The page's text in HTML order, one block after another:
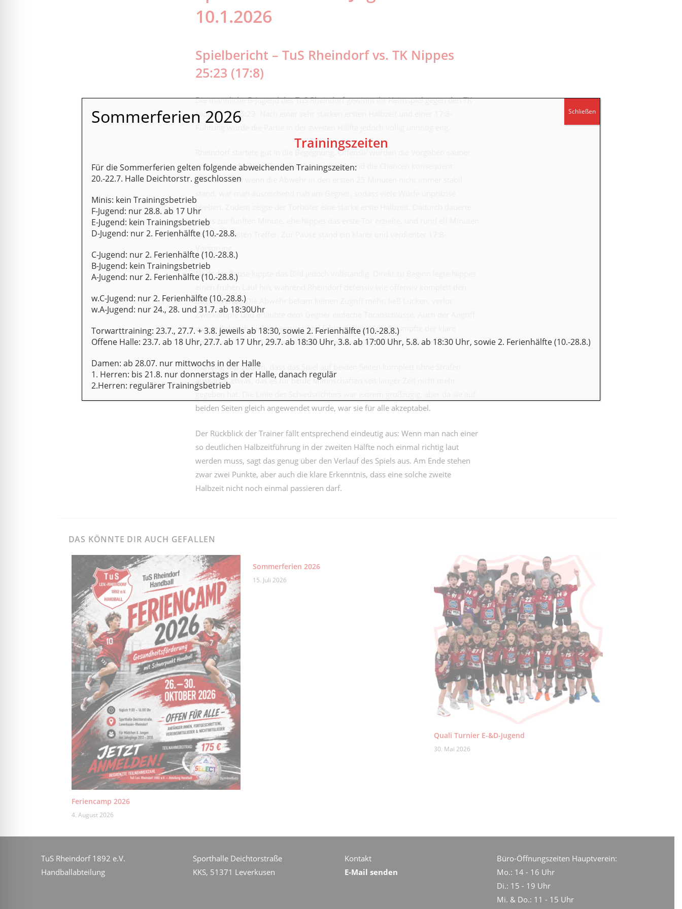
10.1.2026
Spielbericht – TuS Rheindorf vs. TK Nippes
25:23 (17:8)
Die männliche B-Jugend des TuS Rheindorf gewinnt ihr Heimspiel gegen den TK
Nippes mit 25:23. Nach einer sehr starken ersten Halbzeit und einer 17:8-
Rheindorf startete gut in die Begegnung. Offensiv wurden die Vorgaben sauber
umgesetzt, die Angriffe geduldig ausgespielt und die Chancen konsequent
genutzt. Auch wenn die Abwehr in den ersten 25 Minuten nicht immer stabil
blieben. Zudem zeigte der Torhüter eine starke erste Halbzeit. Dadurch dauerte
es bis zur fünften Minute, ehe Nippes das erste Tor erzielte, und rund elf Minuten
bis zum zweiten Treffer. Zur Pause stand ein klarer und verdienter 17:8-
Nach der Pause kippte das Bild jedoch vollständig. Direkt zu Beginn legte Nippes
Zugriff verlor. Die Abwehr bekam keinen Zugriff mehr, ließ Lücken, verlor
Zweikämpfe und erlaubte dem Gegner einfache Torabschlüsse. Auch der Angriff
wurde hektisch, unkonzentriert und fehleranfällig. So schrumpfte der klare
Vorsprung Tor für Tor, und die zweite Halbzeit ging deutlich verloren.
Auffällig war zudem, dass das Spiel auf beiden Seiten komplett ohne Strafen
auskam – etwas, das es für beide Mannschaften seit langer Zeit nicht mehr
beiden Seiten gleich angewendet wurde, war sie für alle akzeptabel.
Der Rückblick der Trainer fällt entsprechend eindeutig aus: Wenn man nach einer
so deutlichen Halbzeitführung in der zweiten Hälfte noch einmal richtig laut
werden muss, sagt das genug über den Verlauf des Spiels aus. Am Ende stehen
zwar zwei Punkte, aber auch die klare Erkenntnis, dass eine solche zweite
Halbzeit nicht noch einmal passieren darf.
DAS KÖNNTE DIR AUCH GEFALLEN
Feriencamp 2026
4. August 2026
Sommerferien 2026
15. Juli 2026
Quali Turnier E-&D-Jugend
30. Mai 2026
TuS Rheindorf 1892 e.V.
Handballabteilung
Sporthalle Deichtorstraße
KKS, 51371 Leverkusen
Kontakt
E-Mail senden
Büro-Öffnungszeiten Hauptverein:
Mo.: 14 - 16 Uhr
Di.: 15 - 19 Uhr
Mi. & Do.: 11 - 15 Uhr
Sommerferien 2026
Trainingszeiten
Für die Sommerferien gelten folgende abweichenden Trainingszeiten:
20.-22.7. Halle Deichtorstr. geschlossen
Minis: kein Trainingsbetrieb
F-Jugend: nur 28.8. ab 17 Uhr
E-Jugend: kein Trainingsbetrieb
D-Jugend: nur 2. Ferienhälfte (10.-28.8.
C-Jugend: nur 2. Ferienhälfte (10.-28.8.)
B-Jugend: kein Trainingsbetrieb
A-Jugend: nur 2. Ferienhälfte (10.-28.8.)
w.C-Jugend: nur 2. Ferienhälfte (10.-28.8.)
w.A-Jugend: nur 24., 28. und 31.7. ab 18:30Uhr
Torwarttraining: 23.7., 27.7. + 3.8. jeweils ab 18:30, sowie 2. Ferienhälfte (10.-28.8.)
Offene Halle: 23.7. ab 18 Uhr, 27.7. ab 17 Uhr, 29.7. ab 18:30 Uhr, 3.8. ab 17:00 Uhr, 5.8. ab 18:30 Uhr, sowie 2. Ferienhälfte (10.-28.8.)
Damen: ab 28.07. nur mittwochs in der Halle
1. Herren: bis 21.8. nur donnerstags in der Halle, danach regulär
2.Herren: regulärer Trainingsbetrieb
Schließen